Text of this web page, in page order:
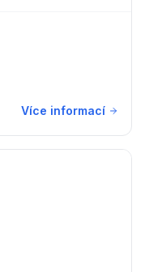
Více informací